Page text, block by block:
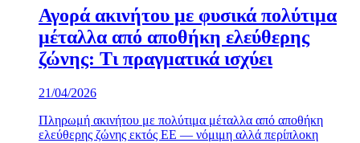
Αγορά ακινήτου με φυσικά πολύτιμα
μέταλλα από αποθήκη ελεύθερης
ζώνης: Τι πραγματικά ισχύει
21/04/2026
Πληρωμή ακινήτου με πολύτιμα μέταλλα από αποθήκη
ελεύθερης ζώνης εκτός ΕΕ — νόμιμη αλλά περίπλοκη